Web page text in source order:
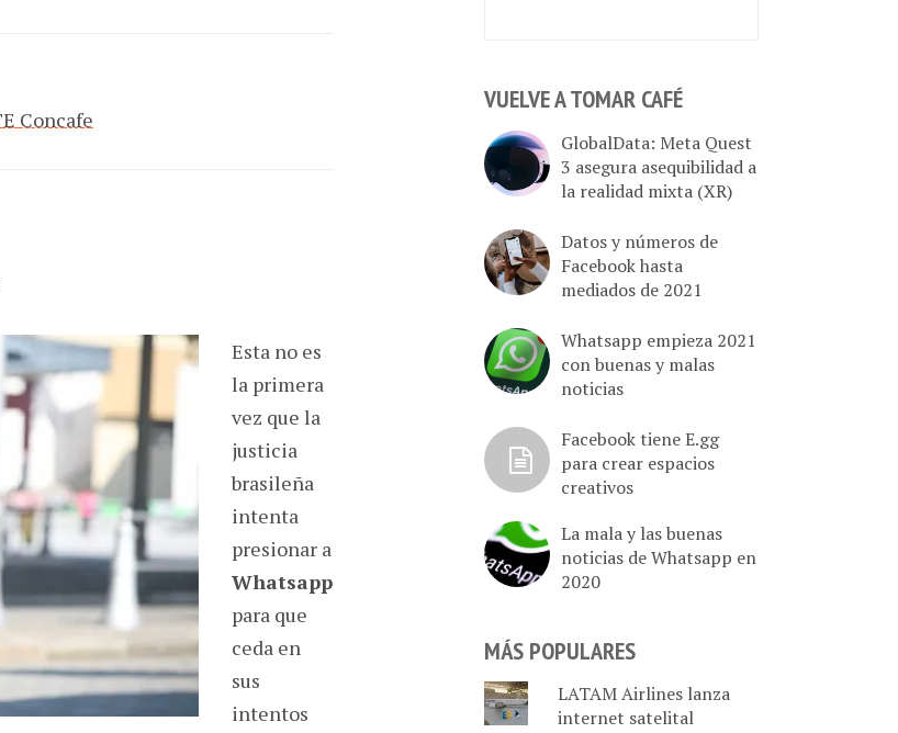
Esta no es
la primera
vez que la
justicia
brasileña
intenta
presionar a
Whatsapp
para que
ceda en
sus
intentos
VUELVE A TOMAR CAFÉ
GlobalData: Meta Quest
3 asegura asequibilidad a
la realidad mixta (XR)
Datos y números de
Facebook hasta
mediados de 2021
Whatsapp empieza 2021
con buenas y malas
noticias
Facebook tiene E.gg
para crear espacios
creativos
La mala y las buenas
noticias de Whatsapp en
2020
MÁS POPULARES
LATAM Airlines lanza
internet satelital